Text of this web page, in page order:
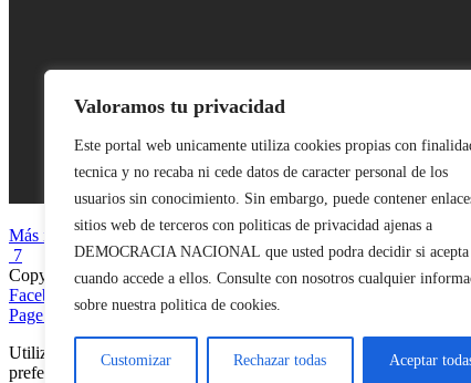
Valoramos tu privacidad
Este portal web unicamente utiliza cookies propias con
tecnica y no recaba ni cede datos de caracter personal de los
usuarios sin conocimiento. Sin embargo, puede contener
sitios web de terceros con politicas de privacidad ajenas a
DEMOCRACIA NACIONAL que usted podra decidir si
cuando accede a ellos. Consulte con nosotros cualquier
sobre nuestra politica de cookies.
Customizar Rechazar todas Aceptar
Más información
7
Copyright 2023 |Democracia Nacional| All Rights Reserved
Facebook
Twitter
Instagram
Page load link
Utilizamos cookies propias y de terceros para garantizar el
preferencias.